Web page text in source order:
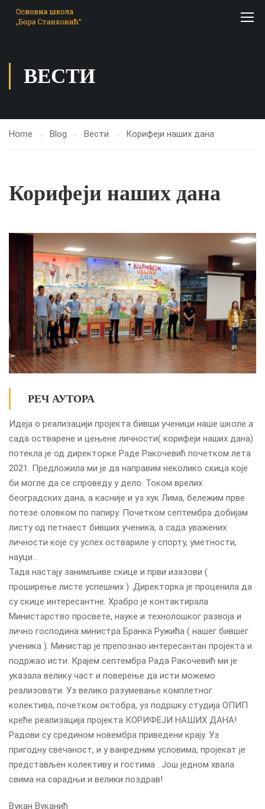
ВЕСТИ
Home Blog Вести Корифеји наших дана
Корифеји наших дана
РЕЧ АУТОРА
Идеја о реализацији пројекта бивши ученици наше школе а
сада остварене и цењене личности( корифеји наших дана)
потекла је од директорке Раде Ракочевић почетком лета
2021. Предложила ми је да направим неколико скица које
би могле да се спроведу у дело. Током врелих
београдских дана, а касније и уз хук Лима, бележим прве
потезе оловком по папиру. Почетком септембра добијам
листу од петнаест бивших ученика, а сада уважених
личности које су успех оствариле у спорту, уметности,
науци…
Тада настају занимљиве скице и први изазови (
проширење листе успешних ) .Директорка је проценила да
су скице интересантне. Храбро је контактирала
Министарство просвете, науке и технолошког развоја и
лично господина министра Бранка Ружића ( нашег бившег
ученика ). Министар је препознао интересантан пројекта и
подржао исти. Крајем септембра Рада Ракочевић ми је
указала велику част и поверење да исти можемо
реализовати. Уз велико разумевање комплетног
колектива, почетком октобра, уз подршку студија ОПИП
креће реализација пројекта КОРИФЕЈИ НАШИХ ДАНА!
Радови су средином новембра приведени крају. Уз
пригодну свечаност, и у ванредним условима, пројекат је
представљен колективу и гостима . Још једном хвала
свима на сарадњи и велики поздрав!
Вукан Вуканић